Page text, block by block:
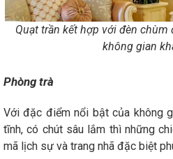
Quạt trần kết hợp với đèn
không gian
Phòng trà
Với đặc điểm nổi bật của không
tĩnh, có chút sâu lắm thì những
mã lịch sự và trang nhã đặc biệt